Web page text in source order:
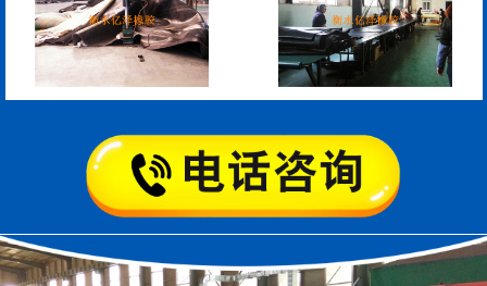
污水管道封堵气囊 管道堵水气囊
管道封堵气囊的注意事
项
管道封堵气囊